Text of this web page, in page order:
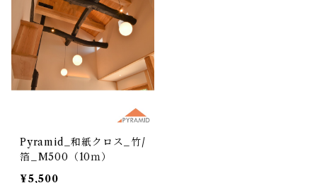
Pyramid_和紙クロス_竹/
箔_M500（10ｍ）
¥5,500